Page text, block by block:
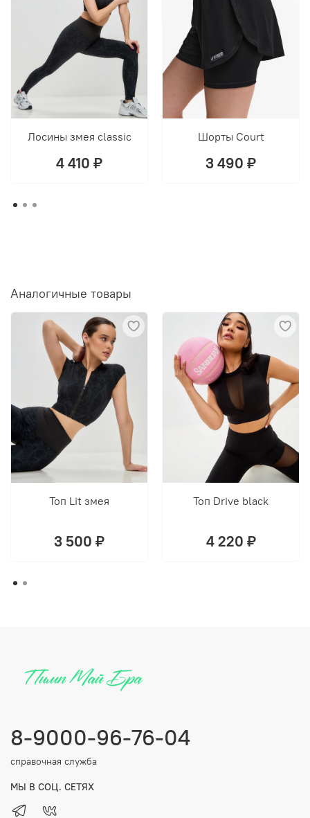
Лосины змея classic
4 410 ₽
Шорты Court
3 490 ₽
Аналогичные товары
Топ Lit змея
3 500 ₽
Топ Drive black
4 220 ₽
8-9000-96-76-04
справочная служба
МЫ В СОЦ. СЕТЯХ